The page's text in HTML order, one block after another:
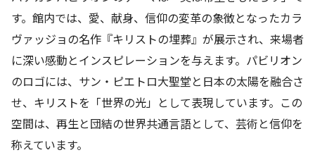
す。館内では、愛、献身、信仰の変革の象徴となったカラ
ヴァッジョの名作『キリストの埋葬』が展示され、来場者
に深い感動とインスピレーションを与えます。パビリオン
のロゴには、サン・ピエトロ大聖堂と日本の太陽を融合さ
せ、キリストを「世界の光」として表現しています。この
空間は、再生と団結の世界共通言語として、芸術と信仰を
称えています。